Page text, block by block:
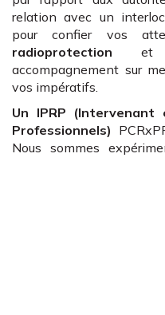
relation avec un
pour confier vos
radioprotection et
accompagnement sur
vos impératifs.
Un IPRP (Intervenant
Professionnels)
Nous sommes